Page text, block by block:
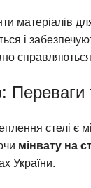
матеріалів
і
стелі є
мінвату на
України.